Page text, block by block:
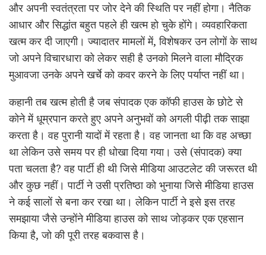
और अपनी स्वतंत्रता पर जोर देने की स्थिति पर नहीं होगा। नैतिक
आधार और सिद्धांत बहुत पहले ही खत्म हो चुके होंगे। व्यवहारिकता
खत्म कर दी जाएगी। ज्यादातर मामलों में, विशेषकर उन लोगों के साथ
जो अपने विचारधारा को लेकर सही है उनको मिलने वाला मौद्रिक
मुआवजा उनके अपने खर्चे को कवर करने के लिए पर्याप्त नहीं था।
कहानी तब खत्म होती है जब संपादक एक कॉफी हाउस के छोटे से
कोने में धूम्रपान करते हुए अपने अनुभवों को अगली पीढ़ी तक साझा
करता है। वह पुरानी यादों में रहता है। वह जानता था कि वह अच्छा
था लेकिन उसे समय पर ही धोखा दिया गया। उसे (संपादक) क्या
पता चलता है? वह पार्टी ही थी जिसे मीडिया आउटलेट की जरूरत थी
और कुछ नहीं। पार्टी ने उसी प्रतिष्ठा को भुनाया जिसे मीडिया हाउस
ने कई सालों से बना कर रखा था। लेकिन पार्टी ने इसे इस तरह
समझाया जैसे उन्होंने मीडिया हाउस को साथ जोड़कर एक एहसान
किया है, जो की पूरी तरह बकवास है।